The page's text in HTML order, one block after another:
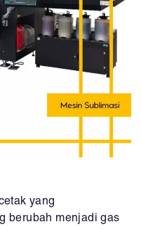
yang
berubah menjadi gas